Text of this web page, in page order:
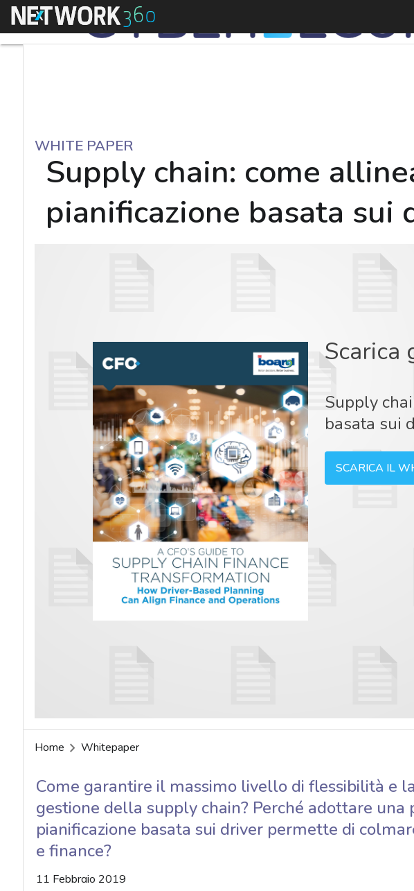
Menu
WHITE PAPER
Supply chain: come
pianificazione basata sui
Scarica
Supply
basata sui
SCARICA IL
Home Whitepaper
Come garantire il massimo livello di flessibilità e
gestione della supply chain? Perché adottare una
pianificazione basata sui driver permette di
e finance?
11 Febbraio 2019